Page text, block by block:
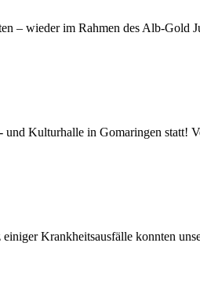
– wieder im Rahmen des Alb-Gold
Kulturhalle in Gomaringen statt!
Krankheitsausfälle konnten